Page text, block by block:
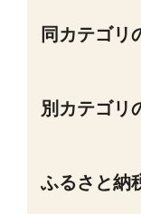
同カテゴリ
別カテゴリ
ふるさと納